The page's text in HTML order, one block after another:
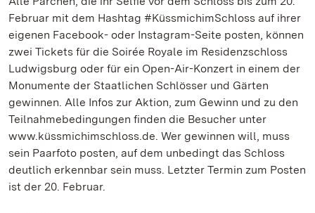
Februar mit dem Hashtag #KüssmichimSchloss auf ihrer
eigenen Facebook- oder Instagram-Seite posten, können
zwei Tickets für die Soirée Royale im Residenzschloss
Ludwigsburg oder für ein Open-Air-Konzert in einem der
Monumente der Staatlichen Schlösser und Gärten
gewinnen. Alle Infos zur Aktion, zum Gewinn und zu den
Teilnahmebedingungen finden die Besucher unter
www.küssmichimschloss.de. Wer gewinnen will, muss
sein Paarfoto posten, auf dem unbedingt das Schloss
deutlich erkennbar sein muss. Letzter Termin zum Posten
ist der 20. Februar.